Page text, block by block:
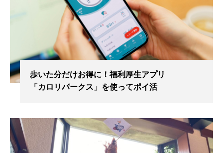
歩いた分だけお得に！福利厚生アプリ
「カロリパークス」を使ってポイ活